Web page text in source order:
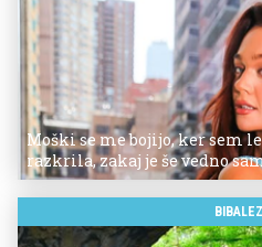
Moški se me bojijo, ker sem
razkrila, zakaj je še vedno